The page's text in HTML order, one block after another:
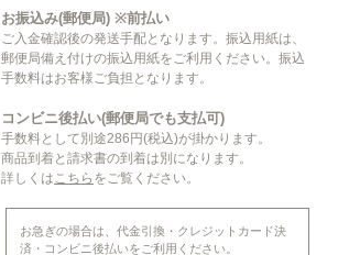
お振込み(郵便局) ※前払い
ご入金確認後の発送手配となります。振込用紙は、
郵便局備え付けの振込用紙をご利用ください。振込
手数料はお客様ご負担となります。
コンビニ後払い(郵便局でも支払可)
手数料として別途286円(税込)が掛かります。
商品到着と請求書の到着は別になります。
詳しくはこちら をご覧ください。
お急ぎの場合は、代金引換・クレジットカード決
済・コンビニ後払いをご利用ください。